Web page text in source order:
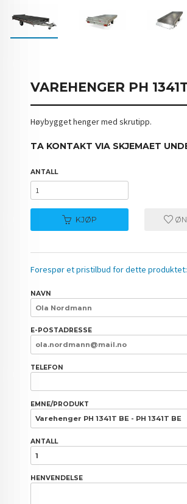
VAREHENGER PH
Høybygget henger med skrutipp.
TA KONTAKT VIA SKJEMAET
ANTALL
KJØP
Forespør et pristilbud for dette produktet:
NAVN
E-POSTADRESSE
TELEFON
EMNE/PRODUKT
ANTALL
HENVENDELSE